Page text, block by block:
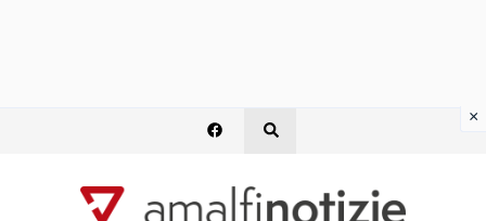
×